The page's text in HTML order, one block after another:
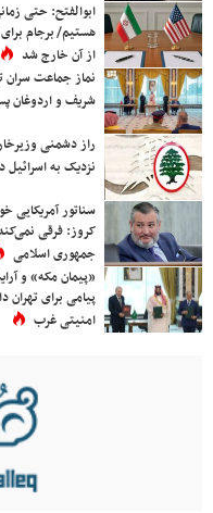
ابوالفتح: حتی
هستیم/ برجام برای
از آن خارج شد
نماز جماعت سران
شریف و اردوغان
راز دشمنی
نزدیک به اسرائیل
سناتور آمریکایی
کروز: فرقی
جمهوری اسلامی
«پیمان مکه» و
پیامی برای تهران
امنیتی غرب